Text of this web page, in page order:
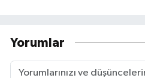
Yorumlar